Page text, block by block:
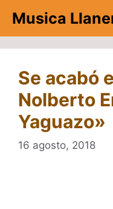
contenido
Musica
Se acabó
Nolberto
Yaguazo»
16 agosto, 2018